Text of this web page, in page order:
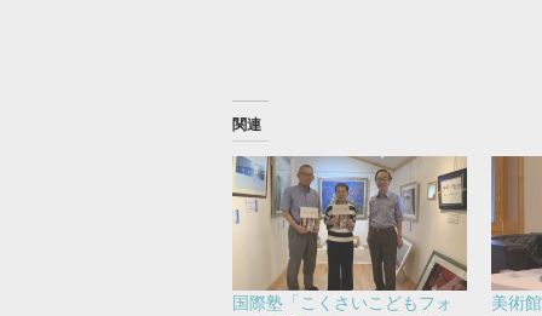
関連
国際塾「こくさいこどもフォ
美術